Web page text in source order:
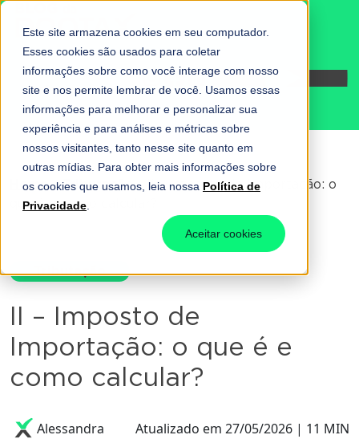
Este site armazena cookies em seu computador.
Esses cookies são usados para coletar
informações sobre como você interage com nosso
site e nos permite lembrar de você. Usamos essas
informações para melhorar e personalizar sua
experiência e para análises e métricas sobre
nossos visitantes, tanto nesse site quanto em
outras mídias. Para obter mais informações sobre
os cookies que usamos, leia nossa Política de
Privacidade
Aceitar cookies
Fale conosco
Home-Tributação- II – Imposto de Importação: o
que é e como calcular?
Tributação
II – Imposto de
Importação: o que é e
como calcular?
Alessandra Atualizado em 27/05/2026 | 11 MIN